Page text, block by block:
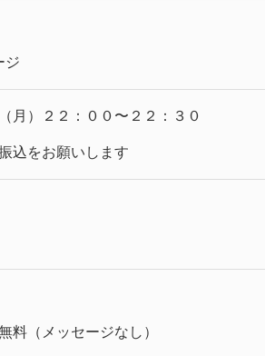
ジ
月）２２：００〜２２：３０
込をお願いします
料（メッセージなし）